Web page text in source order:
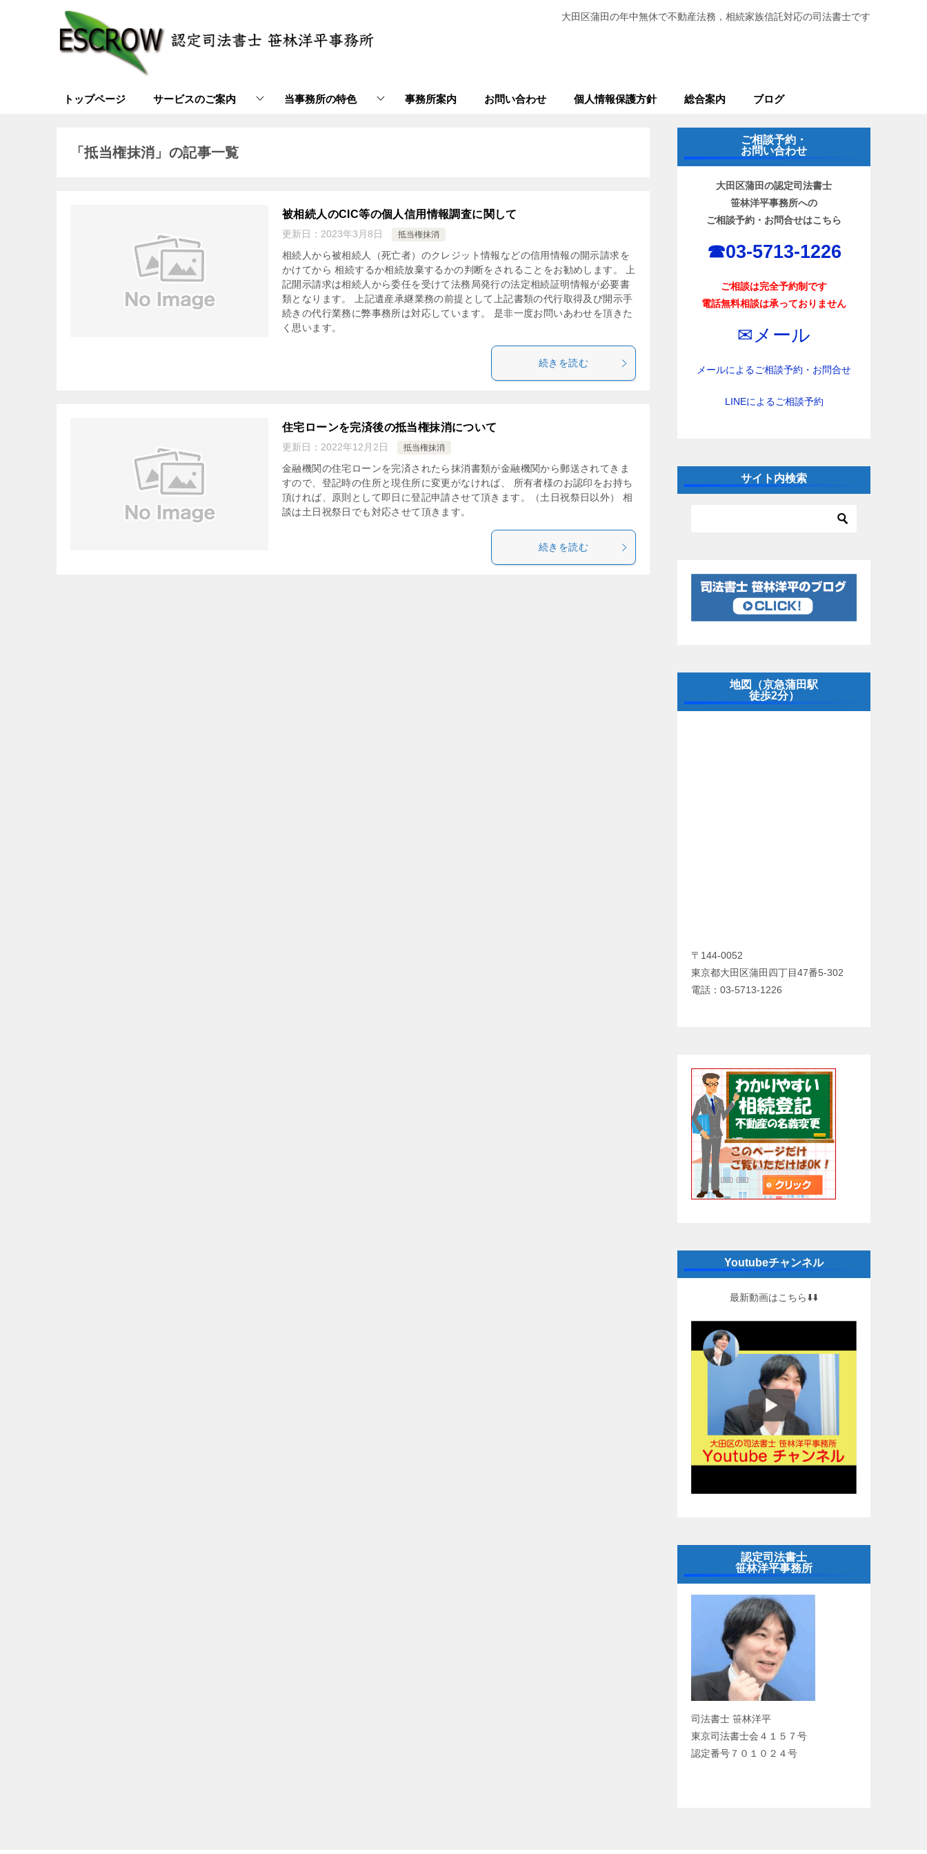
大田区蒲田の年中無休で不動産法務，相続家族信託対応の司法書士です
トップページ サービスのご案内 当事務所の特色 事務所案内 お問い合わせ 個人情報保護方針 総合案内 ブログ
「抵当権抹消」の記事一覧
被相続人のCIC等の個人信用情報調査に関して
更新日： 2023年3月8日 抵当権抹消
相続人から被相続人（死亡者）のクレジット情報などの信用情報の開示請求を
かけてから 相続するか相続放棄するかの判断をされることをお勧めします。 上
記開示請求は相続人から委任を受けて法務局発行の法定相続証明情報が必要書
類となります。 上記遺産承継業務の前提として上記書類の代行取得及び開示手
続きの代行業務に弊事務所は対応しています。 是非一度お問いあわせを頂きた
く思います。
続きを読む
住宅ローンを完済後の抵当権抹消について
更新日： 2022年12月2日 抵当権抹消
金融機関の住宅ローンを完済されたら抹消書類が金融機関から郵送されてきま
すので、登記時の住所と現住所に変更がなければ、 所有者様のお認印をお持ち
頂ければ、原則として即日に登記申請させて頂きます。（土日祝祭日以外） 相
談は土日祝祭日でも対応させて頂きます。
続きを読む
ご相談予約・
お問い合わせ
大田区蒲田の認定司法書士
笹林洋平事務所への
ご相談予約・お問合せはこちら
☎︎03-5713-1226
ご相談は完全予約制です
電話無料相談は承っておりません
✉︎メール
メールによるご相談予約・お問合せ
LINEによるご相談予約
サイト内検索
地図（京急蒲田駅
徒歩2分）
〒144-0052
東京都大田区蒲田四丁目47番5-302
電話：03-5713-1226
Youtubeチャンネル
最新動画はこちら⬇️⬇️
認定司法書士
笹林洋平事務所
司法書士 笹林洋平
東京司法書士会４１５７号
認定番号７０１０２４号